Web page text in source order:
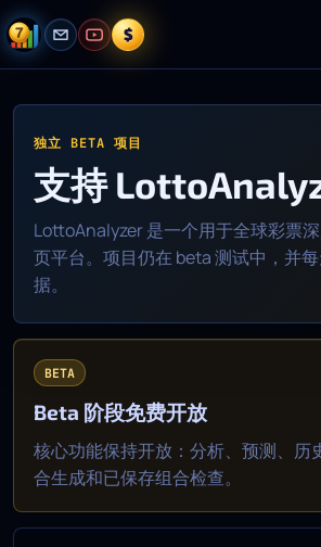
$
独立 BETA 项目
支持
LottoAnalyzer 是一个用于全球彩票
页平台。项目仍在 beta 测试中，并
据。
BETA
Beta 阶段免费开放
核心功能保持开放：分析、预测、历
合生成和已保存组合检查。